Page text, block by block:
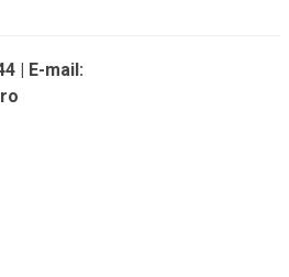
| E-mail: